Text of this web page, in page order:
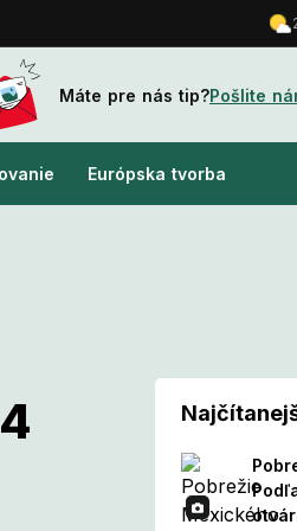
a ako je to s príplatkami?
Máte pre nás tip?Pošlite
Európska tvorba